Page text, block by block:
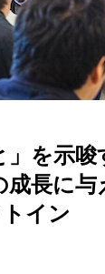
」を示
成長に
イン